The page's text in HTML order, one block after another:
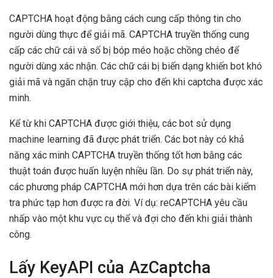
CAPTCHA hoạt động bằng cách cung cấp thông tin cho
người dùng thực để giải mã. CAPTCHA truyền thống cung
cấp các chữ cái và số bị bóp méo hoặc chồng chéo để
người dùng xác nhận. Các chữ cái bị biến dạng khiến bot khó
giải mã và ngăn chặn truy cập cho đến khi captcha được xác
minh.
Kể từ khi CAPTCHA được giới thiệu, các bot sử dụng
machine learning đã được phát triển. Các bot này có khả
năng xác minh CAPTCHA truyền thống tốt hơn bằng các
thuật toán được huấn luyện nhiều lần. Do sự phát triển này,
các phương pháp CAPTCHA mới hơn dựa trên các bài kiểm
tra phức tạp hơn được ra đời. Ví dụ: reCAPTCHA yêu cầu
nhấp vào một khu vực cụ thể và đợi cho đến khi giải thành
công.
Lấy KeyAPI của AzCaptcha